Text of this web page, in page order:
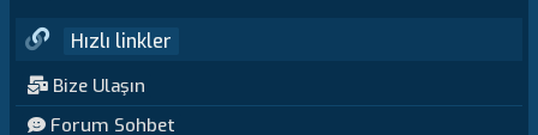
Hızlı linkler
Bize Ulaşın
Forum Sohbet